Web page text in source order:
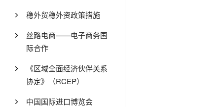
稳外贸稳外资政策措施
丝路电商——电子商务国
际合作
《区域全面经济伙伴关系
协定》（RCEP）
中国国际进口博览会